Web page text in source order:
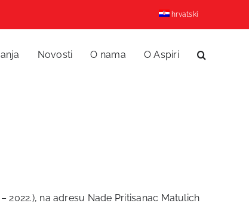
hrvatski
Novosti O nama O Aspiri
na adresu Nade Pritisanac Matulich